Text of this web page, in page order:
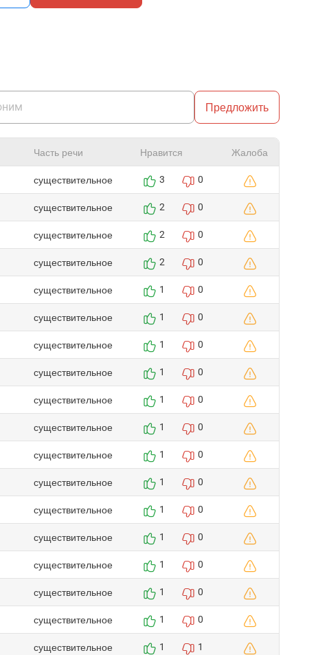
Предложить
Часть речи Нравится Жалоба
существительное 3 0
существительное 2 0
существительное 2 0
существительное 2 0
существительное 1 0
существительное 1 0
существительное 1 0
существительное 1 0
существительное 1 0
существительное 1 0
существительное 1 0
существительное 1 0
существительное 1 0
существительное 1 0
существительное 1 0
существительное 1 0
существительное 1 0
существительное 1 1